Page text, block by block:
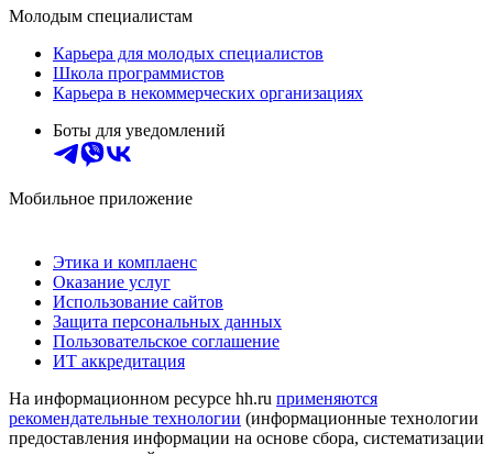
Молодым специалистам
Карьера для молодых специалистов
Школа программистов
Карьера в некоммерческих организациях
Боты для уведомлений
Мобильное приложение
Этика и комплаенс
Оказание услуг
Использование сайтов
Защита персональных данных
Пользовательское соглашение
ИТ аккредитация
На информационном ресурсе hh.ru применяются
рекомендательные технологии (информационные технологии
предоставления информации на основе сбора, систематизации